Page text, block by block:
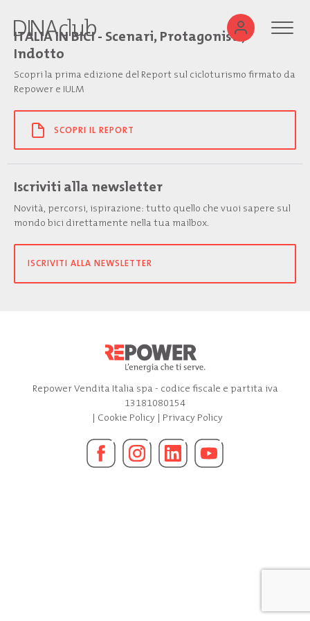
ITALIA IN BICI - Scenari, Protagonisti,
Indotto
Scopri la prima edizione del Report sul cicloturismo firmato da
Repower e IULM
SCOPRI IL REPORT
Iscriviti alla newsletter
Novità, percorsi, ispirazione: tutto quello che vuoi sapere sul
mondo bici direttamente nella tua mailbox.
ISCRIVITI ALLA NEWSLETTER
Repower Vendita Italia spa - codice fiscale e partita iva
13181080154
| Cookie Policy| Privacy Policy